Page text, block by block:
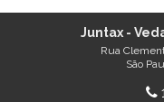
Juntax -
Rua
São